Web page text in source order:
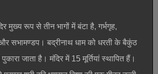
मुख्य रूप से तीन भागों में बंटा है, गर्भगृह,
सभामण्डप। बद्रीनाथ धाम को धरती के बैकुंठ
जाता है। मंदिर में 15 मूर्तियां स्थापित हैं।